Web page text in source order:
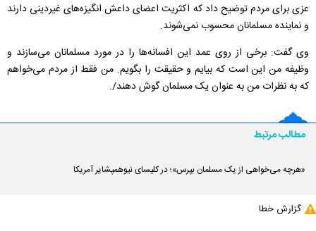
عزی برای مردم توضیح داد که اکثریت اعضای داعش انگیزه‌های غیردینی دارند
و نماینده مسلمانان محسوب نمی‌شوند.
وی گفت: برخی از روی عمد این افسانه‌ها را در مورد مسلمانان می‌سازند و
وظیفه من این است که بیایم و حقیقت را بگویم. من فقط از مردم می‌خواهم
که به نظرات من به عنوان یک مسلمان گوش دهند/.
مطالب مرتبط
«هرچه می‌خواهی از یک مسلمان بپرس»؛ در کلیسای نیوهمپشایر آمریکا
گزارش خطا